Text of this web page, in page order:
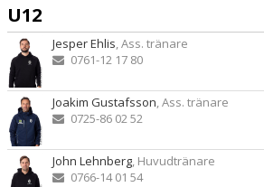
U12
Jesper Ehlis, Ass. tränare
0761-12 17 80
Joakim Gustafsson, Ass. tränare
0725-86 02 52
John Lehnberg, Huvudtränare
0766-14 01 54